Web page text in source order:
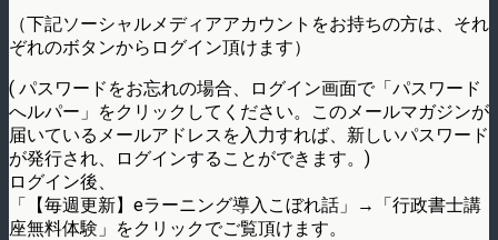
（下記ソーシャルメディアアカウントをお持ちの方は、それ
ぞれのボタンからログイン頂けます）
( パスワードをお忘れの場合、ログイン画面で「パスワード
へルパー」をクリックしてください。このメールマガジンが
届いているメールアドレスを入力すれば、新しいパスワード
が発行され、ログインすることができます。)
ログイン後、
「【毎週更新】eラーニング導入こぼれ話」→「行政書士講
座無料体験」をクリックでご覧頂けます。